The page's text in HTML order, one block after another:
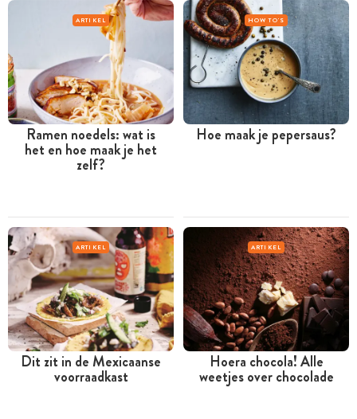
ARTIKEL
Ramen noedels: wat is
het en hoe maak je het
zelf?
HOW TO'S
Hoe maak je pepersaus?
ARTIKEL
Dit zit in de Mexicaanse
voorraadkast
ARTIKEL
Hoera chocola! Alle
weetjes over chocolade